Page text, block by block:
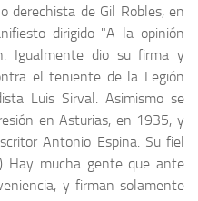
derechista de Gil Robles, en
dirigido "A la opinión
Igualmente dio su firma y
el teniente de la Legión
Luis Sirval. Asimismo se
en Asturias, en 1935, y
Antonio Espina. Su fiel
Hay mucha gente que ante
y firman solamente